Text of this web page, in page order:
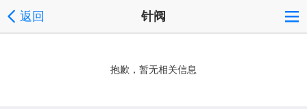
返回 针阀
抱歉，暂无相关信息